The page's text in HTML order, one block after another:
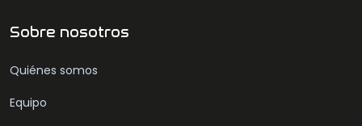
Sobre nosotros
Quiénes somos
Equipo